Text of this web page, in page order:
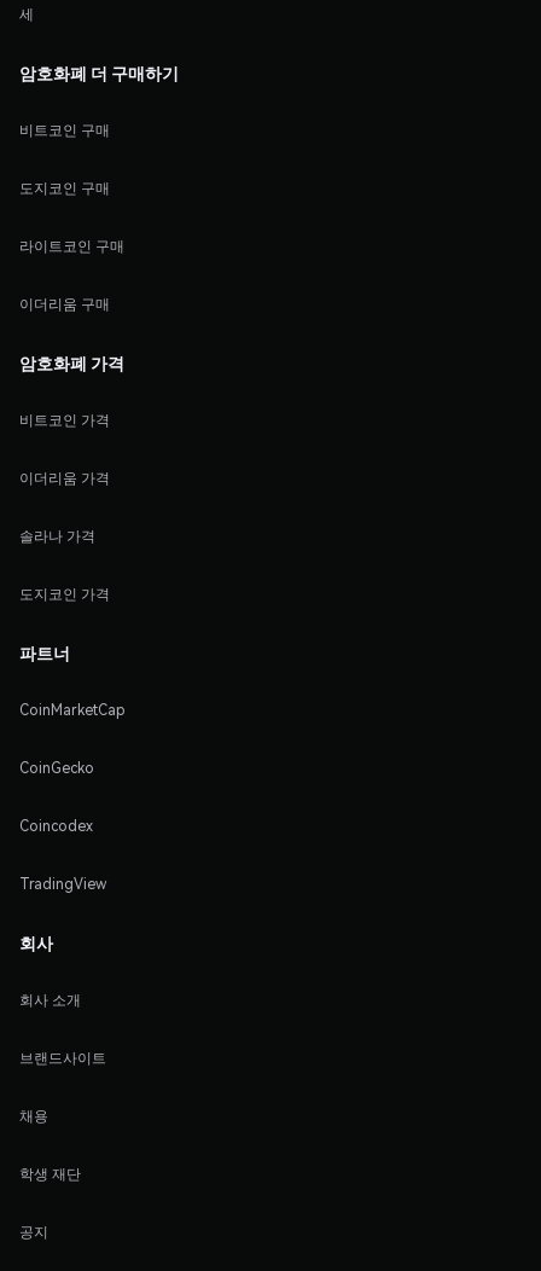
세
암호화폐 더 구매하기
비트코인 구매
도지코인 구매
라이트코인 구매
이더리움 구매
암호화폐 가격
비트코인 가격
이더리움 가격
솔라나 가격
도지코인 가격
파트너
CoinMarketCap
CoinGecko
Coincodex
TradingView
회사
회사 소개
브랜드사이트
채용
학생 재단
공지